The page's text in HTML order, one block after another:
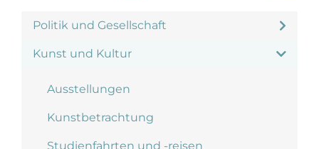
Politik und Gesellschaft
Kunst und Kultur
Ausstellungen
Kunstbetrachtung
Studienfahrten und -reisen